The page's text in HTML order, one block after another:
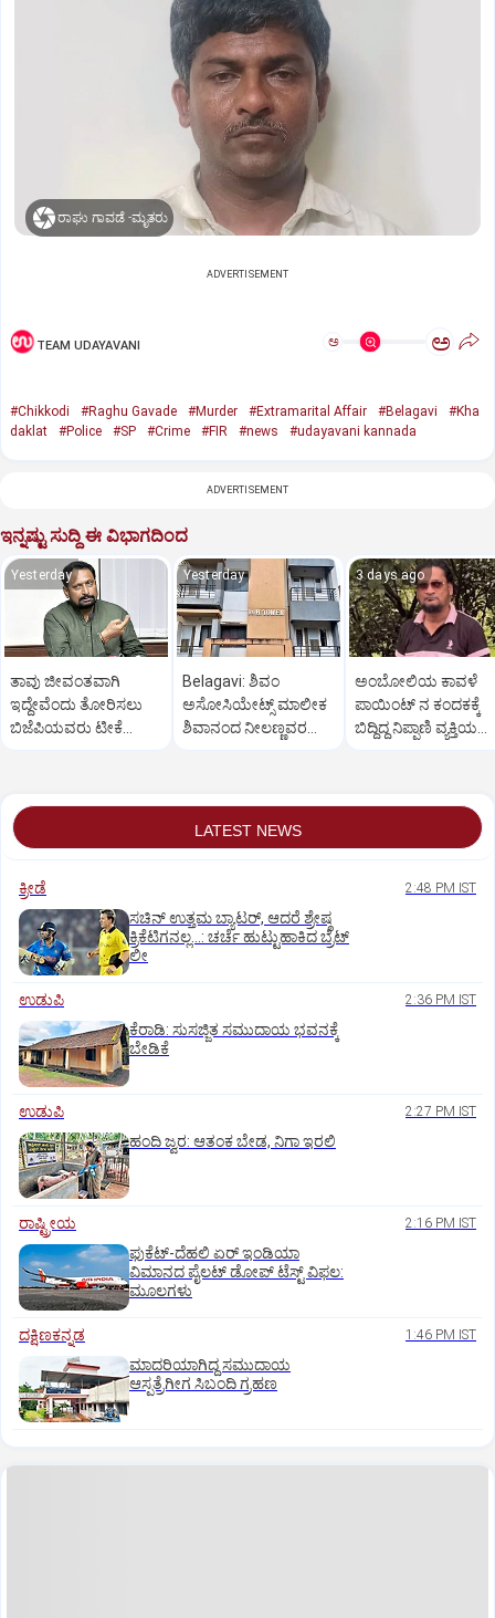
ರಾಘು ಗಾವಡೆ -ಮೃತರು
ADVERTISEMENT
TEAM UDAYAVANI ಅ ಅ
#Chikkodi #Raghu Gavade #Murder #Extramarital Affair #Belagavi
#Kha
daklat
#Police #SP #Crime #FIR #news #udayavani kannada
ADVERTISEMENT
ಇನ್ನಷ್ಟು ಸುದ್ದಿ ಈ ವಿಭಾಗದಿಂದ
Yesterday
ತಾವು ಜೀವಂತವಾಗಿ
ಇದ್ದೇವೆಂದು ತೋರಿಸಲು
ಬಿಜೆಪಿಯವರು ಟೀಕೆ
Yesterday
Belagavi: ಶಿವಂ
ಅಸೋಸಿಯೇಟ್ಸ್ ಮಾಲೀಕ
ಶಿವಾನಂದ ನೀಲಣ್ಣವರ
3 days ago
ಅಂಬೋಲಿಯ ಕಾವಳೆ‌
ಪಾಯಿಂಟ್ ನ ಕಂದಕಕ್ಕೆ
ಬಿದ್ದಿದ್ದ ನಿಪ್ಪಾಣಿ ವ್ಯಕ್ತಿಯ
LATEST NEWS
ಕ್ರೀಡೆ 2:48 PM IST
ಸಚಿನ್‌ ಉತ್ತಮ ಬ್ಯಾಟರ್‌, ಆದರೆ ಶ್ರೇಷ್ಠ
ಕ್ರಿಕೆಟಿಗನಲ್ಲ…: ಚರ್ಚೆ ಹುಟ್ಟುಹಾಕಿದ ಬ್ರೆಟ್‌
ಲೀ
ಉಡುಪಿ 2:36 PM IST
ಕೆರಾಡಿ: ಸುಸಜ್ಜಿತ ಸಮುದಾಯ ಭವನಕ್ಕೆ
ಬೇಡಿಕೆ
ಉಡುಪಿ 2:27 PM IST
ಹಂದಿ ಜ್ವರ: ಆತಂಕ ಬೇಡ, ನಿಗಾ ಇರಲಿ
ರಾಷ್ಟ್ರೀಯ 2:16 PM IST
ಫುಕೆಟ್‌-ದೆಹಲಿ ಏರ್‌ ಇಂಡಿಯಾ
ವಿಮಾನದ ಪೈಲಟ್‌ ಡೋಪ್‌ ಟೆಸ್ಟ್‌ ವಿಫಲ:
ಮೂಲಗಳು
ದಕ್ಷಿಣಕನ್ನಡ 1:46 PM IST
ಮಾದರಿಯಾಗಿದ್ದ ಸಮುದಾಯ
ಆಸ್ಪತ್ರೆಗೀಗ ಸಿಬಂದಿ ಗ್ರಹಣ